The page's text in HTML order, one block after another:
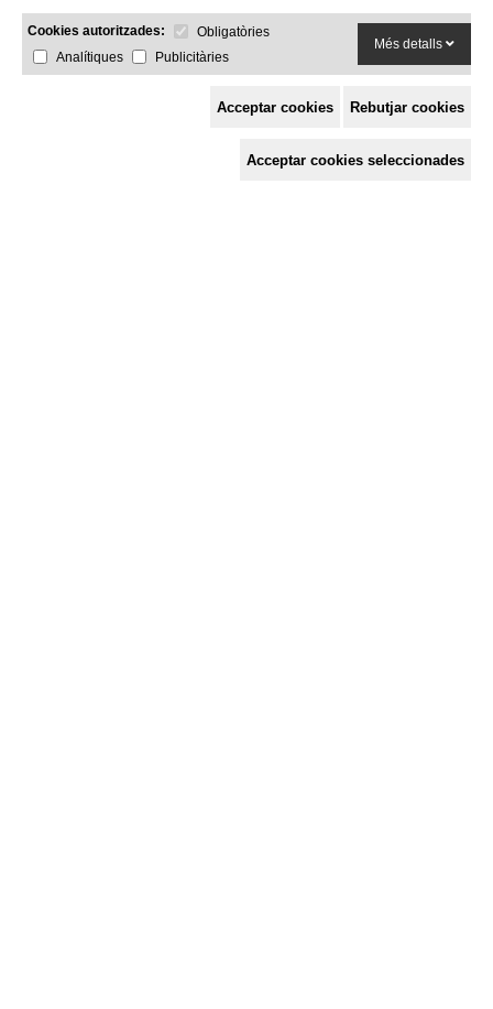
Cookies autoritzades:
Obligatòries
Analítiques
Publicitàries
Més detalls
Acceptar cookies Rebutjar cookies
Acceptar cookies seleccionades
c/ Mestre Francesc Civil,